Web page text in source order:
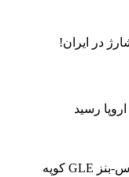
در ایران!
رسید
فیس‌لیفت ۲۰۲۷ مرسدس-بنز GLE کوپه